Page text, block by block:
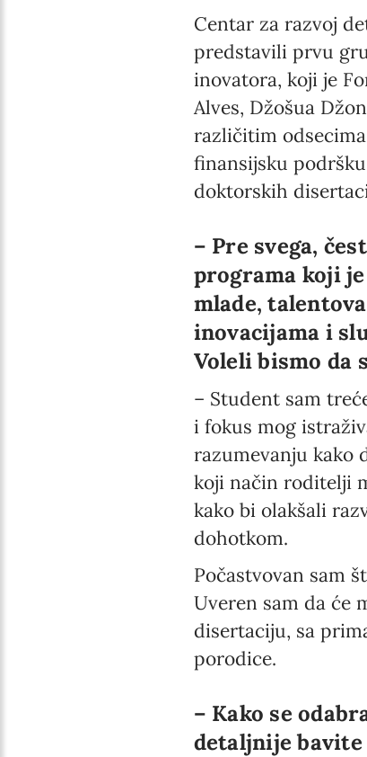
Centar za razvoj
predstavili prvu
inovatora, koji je
Alves, Džošua
različitim
finansijsku
doktorskih
– Pre svega,
programa koji
mlade,
inovacijama i
Voleli bismo da
– Student sam
i fokus mog
razumevanju kako
koji način roditelji
kako bi olakšali
dohotkom.
Počastvovan sam
Uveren sam da će
disertaciju, sa
porodice.
– Kako se
detaljnije